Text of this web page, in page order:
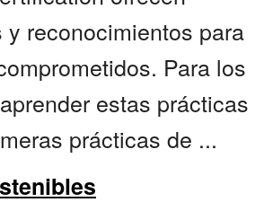
y reconocimientos para
Para los
estas prácticas
prácticas de ...